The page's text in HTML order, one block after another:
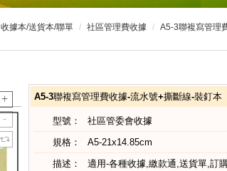
收據本/送貨本/聯單 社區管理費收據 A5-3聯複寫管理
A5-3聯複寫管理費收據-流水號+撕斷線-裝釘本
型號：
社區管委會收據
規格：
A5-21x14.85cm
描述：
適用-各種收據,繳款通,送貨單,訂